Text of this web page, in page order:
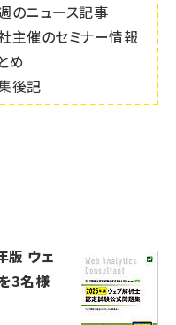
のニュース記事
主催のセミナー情報
め
後記
版 ウェ
3名様